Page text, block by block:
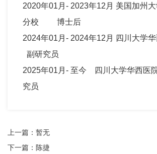
2020年01月- 2023年12月 美国加州
分校 博士后
2024年01月- 2024年12月 四川大
副研究员
2025年01月- 至今 四川大学华
究员
上一篇：暂无
下一篇：陈捷